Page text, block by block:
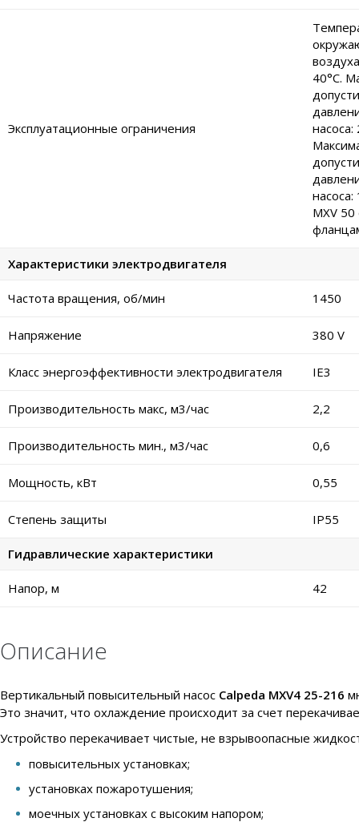
Эксплуатационные ограничения
40°C.
насоса:
MXV
Характеристики электродвигателя
Частота вращения, об/мин 1450
Напряжение 380 V
Класс энергоэффективности электродвигателя IE3
Производительность макс, м3/час 2,2
Производительность мин., м3/час 0,6
Мощность, кВт 0,55
Степень защиты IP55
Гидравлические характеристики
Напор, м 42
Описание
Вертикальный повысительный насос Calpeda MXV4 25-216
Это значит, что охлаждение происходит за счет
Устройство перекачивает чистые, не взрывоопасные
повысительных установках;
установках пожаротушения;
моечных установках с высоким напором;